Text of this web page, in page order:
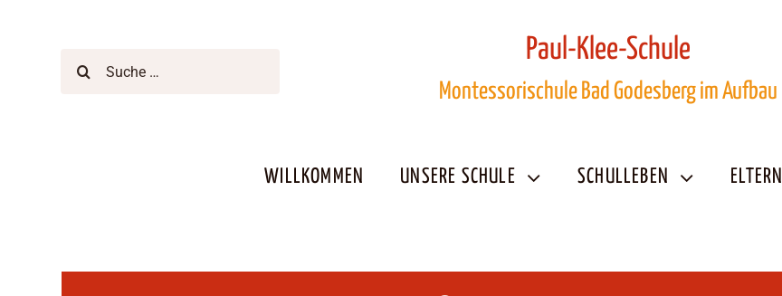
nach:
Paul-Klee-Schule
Montessorischule Bad Godesberg im Aufbau
WILLKOMMEN UNSERE SCHULE SCHULLEBEN ELTERN